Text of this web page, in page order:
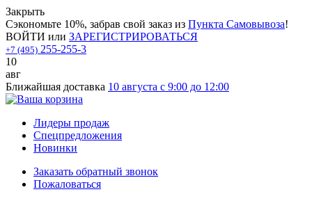
Закрыть
Сэкономьте 10%, забрав свой заказ из Пункта Самовывоза!
ВОЙТИ или ЗАРЕГИСТРИРОВАТЬСЯ
+7 (495) 255-255-3
10
авг
Ближайшая доставка 10 августа с 9:00 до 12:00
Лидеры продаж
Спецпредложения
Новинки
Заказать обратный звонок
Пожаловаться